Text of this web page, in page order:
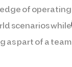
of operating
scenarios while
as part of a team.